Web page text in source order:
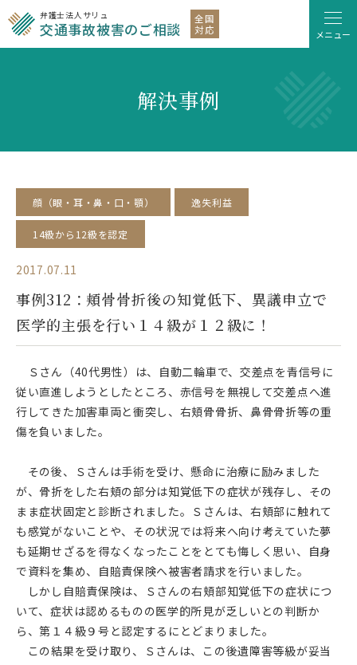
弁護士法人サリュ
交通事故被害のご相談
全国
対応
メニュー
解決事例
顔（眼・耳・鼻・口・顎） 逸失利益
14級から12級を認定
2017.07.11
事例312：頬骨骨折後の知覚低下、異議申立で
医学的主張を行い１４級が１２級に！
Ｓさん（40代男性）は、自動二輪車で、交差点を青信号に
従い直進しようとしたところ、赤信号を無視して交差点へ進
行してきた加害車両と衝突し、右頬骨骨折、鼻骨骨折等の重
傷を負いました。
その後、Ｓさんは手術を受け、懸命に治療に励みました
が、骨折をした右頬の部分は知覚低下の症状が残存し、その
まま症状固定と診断されました。Ｓさんは、右頬部に触れて
も感覚がないことや、その状況では将来へ向け考えていた夢
も延期せざるを得なくなったことをとても悔しく思い、自身
で資料を集め、自賠責保険へ被害者請求を行いました。
しかし自賠責保険は、Ｓさんの右頬部知覚低下の症状につ
いて、症状は認めるものの医学的所見が乏しいとの判断か
ら、第１４級９号と認定するにとどまりました。
この結果を受け取り、Ｓさんは、この後遺障害等級が妥当